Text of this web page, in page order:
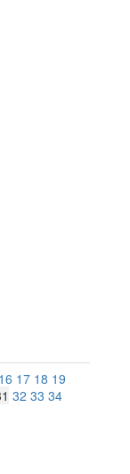
16 17 18 19
32 33 34